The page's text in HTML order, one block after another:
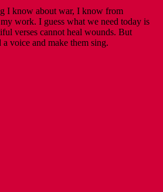
I know about war, I know from
work. I guess what we need today is
verses cannot heal wounds. But
voice and make them sing.